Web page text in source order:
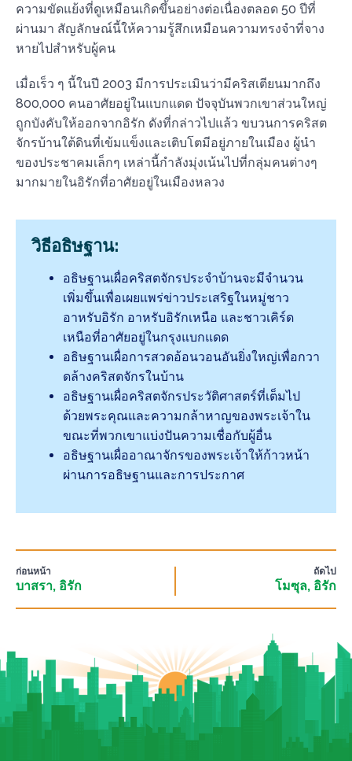
ความขัดแย้งที่ดูเหมือนเกิดขึ้นอย่างต่อเนื่องตลอด 50 ปีที่
ผ่านมา สัญลักษณ์นี้ให้ความรู้สึกเหมือนความทรงจำที่จาง
หายไปสำหรับผู้คน
เมื่อเร็ว ๆ นี้ในปี 2003 มีการประเมินว่ามีคริสเตียนมากถึง
800,000 คนอาศัยอยู่ในแบกแดด ปัจจุบันพวกเขาส่วนใหญ่
ถูกบังคับให้ออกจากอิรัก ดังที่กล่าวไปแล้ว ขบวนการคริสต
จักรบ้านใต้ดินที่เข้มแข็งและเติบโตมีอยู่ภายในเมือง ผู้นำ
ของประชาคมเล็กๆ เหล่านี้กำลังมุ่งเน้นไปที่กลุ่มคนต่างๆ
มากมายในอิรักที่อาศัยอยู่ในเมืองหลวง
วิธีอธิษฐาน:
อธิษฐานเผื่อคริสตจักรประจำบ้านจะมีจำนวน
เพิ่มขึ้นเพื่อเผยแพร่ข่าวประเสริฐในหมู่ชาว
อาหรับอิรัก อาหรับอิรักเหนือ และชาวเคิร์ด
เหนือที่อาศัยอยู่ในกรุงแบกแดด
อธิษฐานเผื่อการสวดอ้อนวอนอันยิ่งใหญ่เพื่อกวา
ดล้างคริสตจักรในบ้าน
อธิษฐานเผื่อคริสตจักรประวัติศาสตร์ที่เต็มไป
ด้วยพระคุณและความกล้าหาญของพระเจ้าใน
ขณะที่พวกเขาแบ่งปันความเชื่อกับผู้อื่น
อธิษฐานเผื่ออาณาจักรของพระเจ้าให้ก้าวหน้า
ผ่านการอธิษฐานและการประกาศ
ก่อนหน้า
บาสรา, อิรัก
ถัดไป
โมซุล, อิรัก